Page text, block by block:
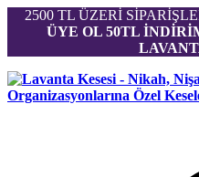
2500 TL ÜZERİ
ÜYE OL 50TL